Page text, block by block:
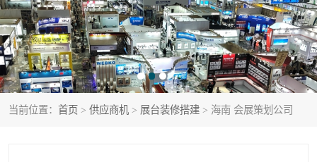
当前位置： 首页 > 供应商机 > 展台装修搭建 > 海南 会展策划公司
展台装修搭建 活动会议执行
展厅装修 专柜制作
展会装修设计 展会搭建
活动策划 展会服务